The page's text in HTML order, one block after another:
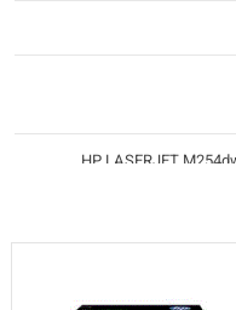
HP LASERJET